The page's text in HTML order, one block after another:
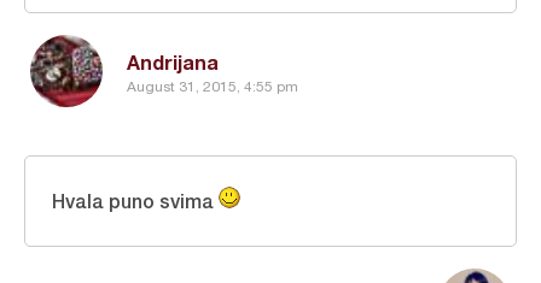
Andrijana
August 31, 2015, 4:55 pm
Hvala puno svima